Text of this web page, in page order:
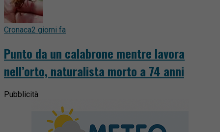
Cronaca2 giorni fa
Punto da un calabrone mentre lavora
nell’orto, naturalista morto a 74 anni
Pubblicità